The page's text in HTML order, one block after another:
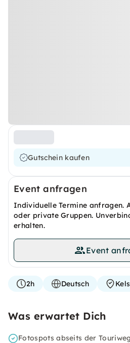
Gutschein kaufen
Event anfragen
Individuelle Termine anfragen.
oder private Gruppen.
erhalten.
Event
2h Deutsch
Was erwartet Dich
Fotospots abseits der